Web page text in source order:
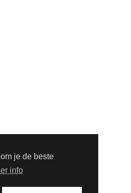
je de beste
info